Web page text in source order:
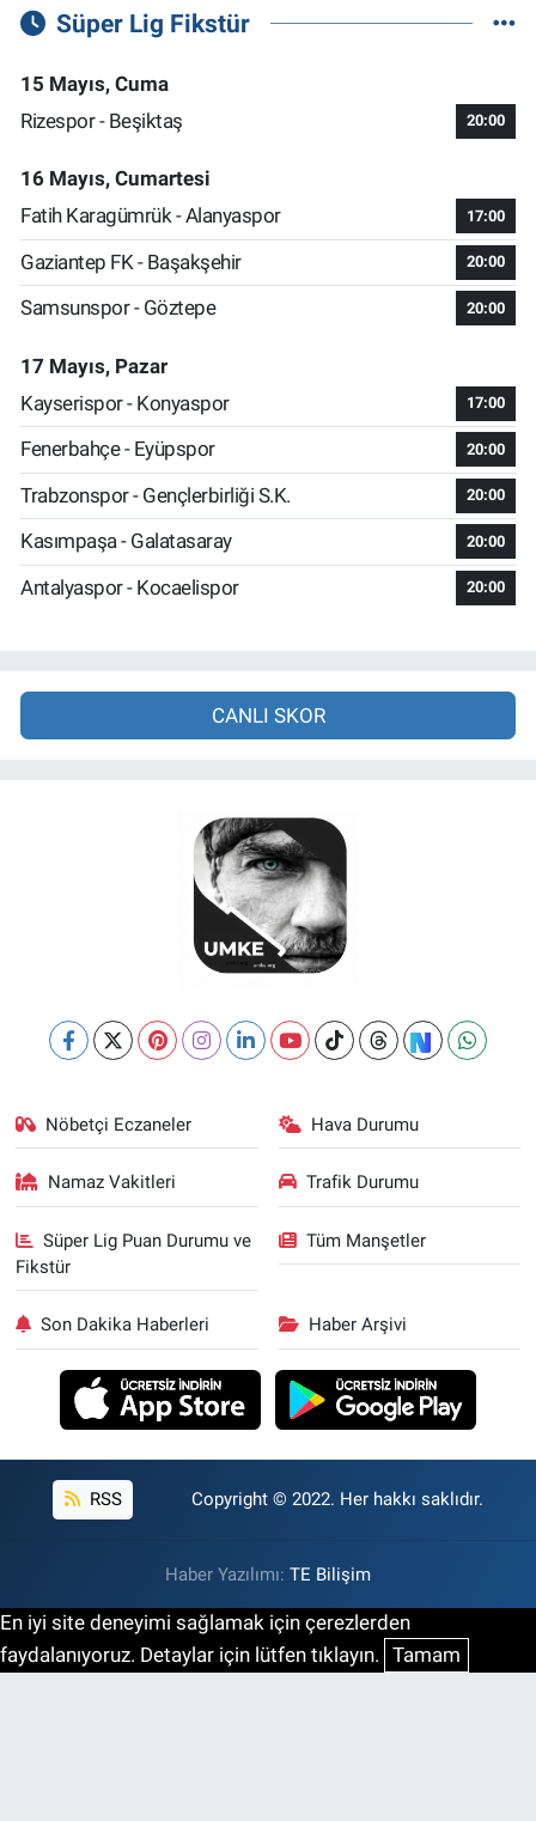
Süper Lig Fikstür
15 Mayıs, Cuma
Rizespor - Beşiktaş
20:00
16 Mayıs, Cumartesi
Fatih Karagümrük - Alanyaspor
17:00
Gaziantep FK - Başakşehir 20:00
Samsunspor - Göztepe 20:00
17 Mayıs, Pazar
Kayserispor - Konyaspor
17:00
Fenerbahçe - Eyüpspor 20:00
Trabzonspor - Gençlerbirliği S.K. 20:00
Kasımpaşa - Galatasaray 20:00
Antalyaspor - Kocaelispor 20:00
CANLI SKOR
Nöbetçi Eczaneler Hava Durumu
Namaz Vakitleri Trafik Durumu
Süper Lig Puan Durumu ve
Fikstür
Tüm Manşetler
Son Dakika Haberleri Haber Arşivi
RSS Copyright © 2022. Her hakkı saklıdır.
Haber Yazılımı: TE Bilişim
En iyi site deneyimi sağlamak için çerezlerden
faydalanıyoruz. Detaylar için lütfen tıklayın. Tamam